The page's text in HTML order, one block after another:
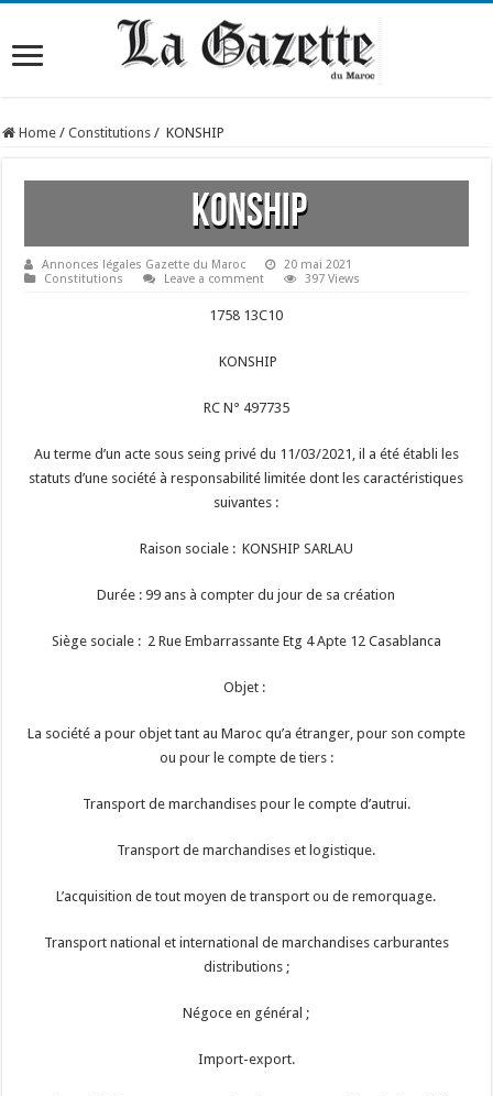
Home / Constitutions / KONSHIP
KONSHIP
Annonces légales Gazette du Maroc
20 mai 2021
Constitutions
Leave a comment 397 Views
1758 13C10
KONSHIP
RC N° 497735
Au terme d’un acte sous seing privé du 11/03/2021, il a été établi les
statuts d’une société à responsabilité limitée dont les caractéristiques
suivantes :
Raison sociale : KONSHIP SARLAU
Durée : 99 ans à compter du jour de sa création
Siège sociale : 2 Rue Embarrassante Etg 4 Apte 12 Casablanca
Objet :
La société a pour objet tant au Maroc qu’a étranger, pour son compte
ou pour le compte de tiers :
Transport de marchandises pour le compte d’autrui.
Transport de marchandises et logistique.
L’acquisition de tout moyen de transport ou de remorquage.
Transport national et international de marchandises carburantes
distributions ;
Négoce en général ;
Import-export.